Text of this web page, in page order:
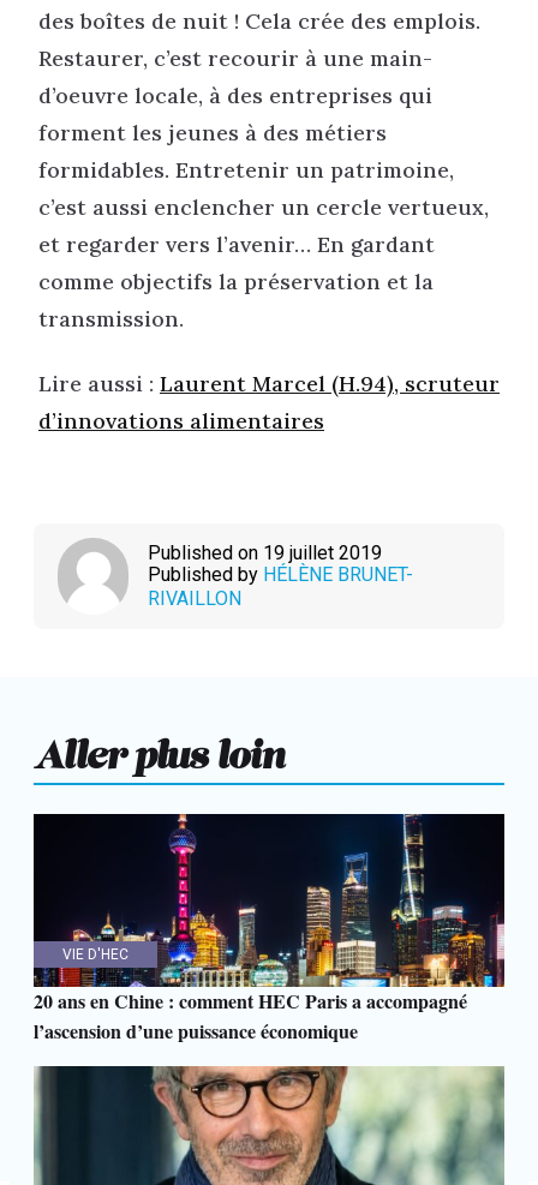
des boîtes de nuit ! Cela crée des emplois.
Restaurer, c’est recourir à une main-
d’oeuvre locale, à des entreprises qui
forment les jeunes à des métiers
formidables. Entretenir un patrimoine,
c’est aussi enclencher un cercle vertueux,
et regarder vers l’avenir… En gardant
comme objectifs la préservation et la
transmission.
Lire aussi : Laurent Marcel (H.94), scruteur
d’innovations alimentaires
Published on 19 juillet 2019
Published by HÉLÈNE BRUNET-
RIVAILLON
Aller plus loin
VIE D'HEC
20 ans en Chine : comment HEC Paris a accompagné
l’ascension d’une puissance économique